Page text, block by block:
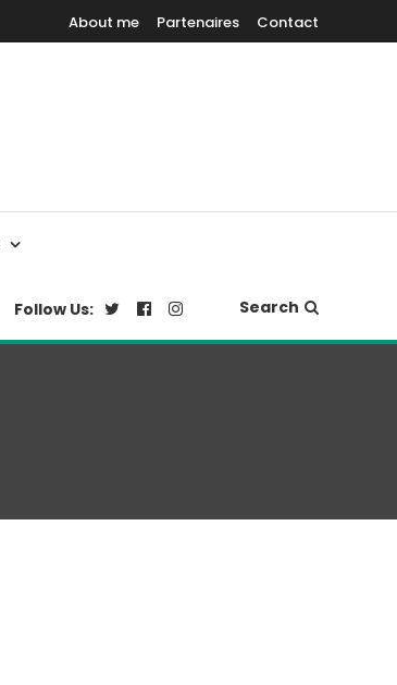
About me Partenaires Contact
Follow Us: Search